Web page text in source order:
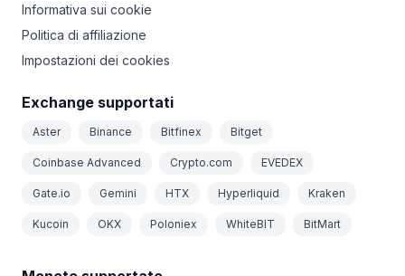
Informativa sui cookie
Politica di affiliazione
Impostazioni dei cookies
Exchange supportati
Aster Binance Bitfinex Bitget
Coinbase Advanced Crypto.com EVEDEX
Gate.io Gemini HTX Hyperliquid Kraken
Kucoin OKX Poloniex WhiteBIT BitMart